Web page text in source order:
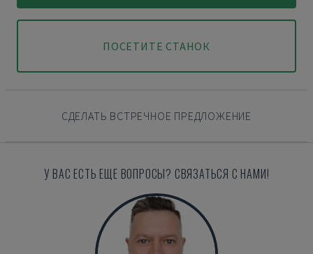
ПОСЕТИТЕ СТАНОК
СДЕЛАТЬ ВСТРЕЧНОЕ ПРЕДЛОЖЕНИЕ
У ВАС ЕСТЬ ЕЩЕ ВОПРОСЫ? СВЯЗАТЬСЯ С НАМИ!